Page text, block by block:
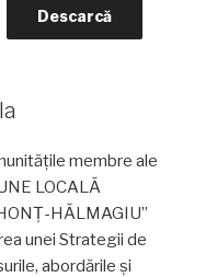
Descarcă
membre ale
LOCALĂ
HĂLMAGIU”
unei Strategii de
abordările și